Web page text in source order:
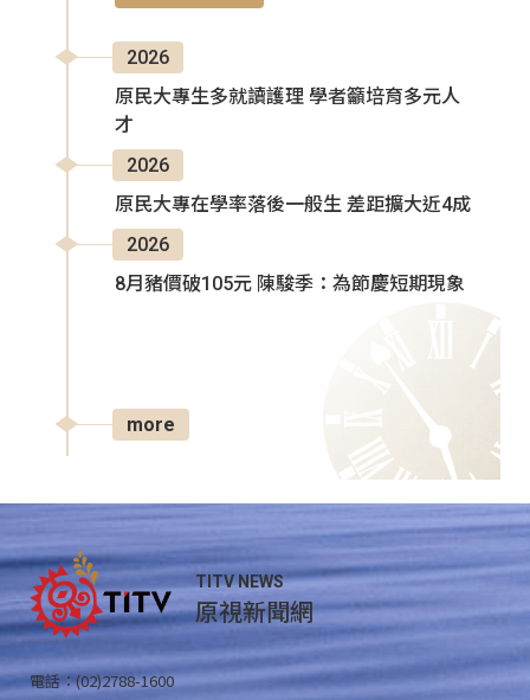
2026
原民大專生多就讀護理 學者籲培育多元人
才
2026
原民大專在學率落後一般生 差距擴大近4成
2026
8月豬價破105元 陳駿季：為節慶短期現象
more
TITV NEWS
原視新聞網
電話：(02)2788-1600